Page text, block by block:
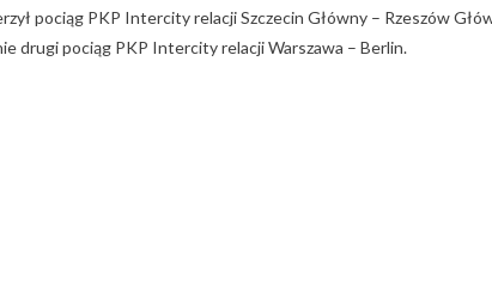
pociąg PKP Intercity relacji Szczecin Główny – Rzeszów
drugi pociąg PKP Intercity relacji Warszawa – Berlin.